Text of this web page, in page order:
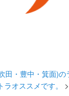
田・豊中・箕面)
オススメです。